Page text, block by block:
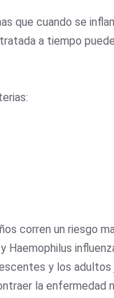
que cuando se
a tiempo
corren un riesgo
y los
la enfermedad